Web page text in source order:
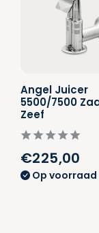
Angel Juicer
5500/7500
Zeef
€225,00
Op voorraad